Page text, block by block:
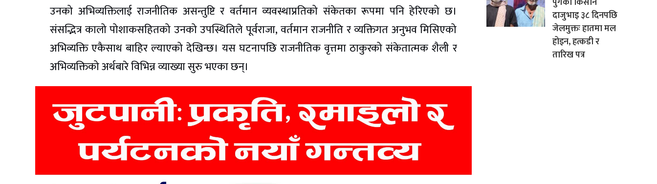
उनको अभिव्यक्तिलाई राजनीतिक असन्तुष्टि र वर्तमान व्यवस्थाप्रतिको संकेतका रूपमा पनि हेरिएको छ।
संसद्भित्र कालो पोशाकसहितको उनको उपस्थितिले पूर्वराजा, वर्तमान राजनीति र व्यक्तिगत अनुभव मिसिएको
अभिव्यक्ति एकैसाथ बाहिर ल्याएको देखिन्छ। यस घटनापछि राजनीतिक वृत्तमा ठाकुरको संकेतात्मक शैली र
अभिव्यक्तिको अर्थबारे विभिन्न व्याख्या सुरु भएका छन्।
दाजुभाइ ३८ दिनपछि
जेलमुक्तः हातमा मल
होइन, हत्कडी र
तारिख पत्र